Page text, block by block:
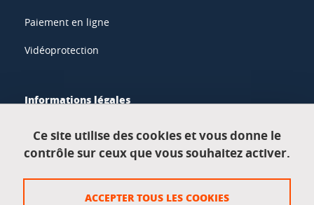
Paiement en ligne
Vidéoprotection
Informations légales
Données personnelles
Crédits
Ce site utilise des cookies et vous donne le
contrôle sur ceux que vous souhaitez activer.
ACCEPTER TOUS LES COOKIES